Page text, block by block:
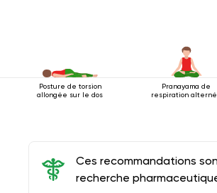
Posture de torsion
allongée sur le dos
Pranayama de
respiration
Ces recommandations
recherche